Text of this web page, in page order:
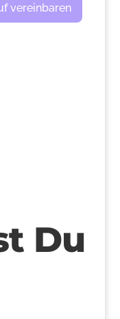
vereinbaren
Du